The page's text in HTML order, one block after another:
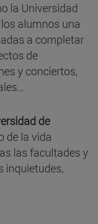
la Universidad
alumnos una
a completar
de
y conciertos,
de
de la vida
las facultades y
inquietudes,